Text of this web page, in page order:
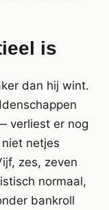
is
dan hij wint.
verliest er nog
netjes
zes, zeven
normaal,
bankroll